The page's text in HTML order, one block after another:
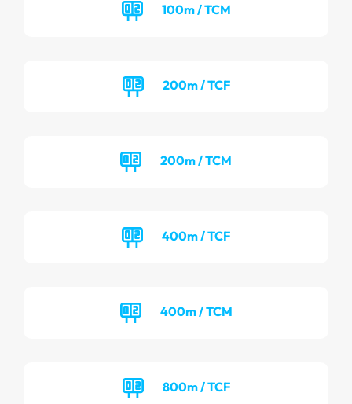
100m / TCM
200m / TCF
200m / TCM
400m / TCF
400m / TCM
800m / TCF